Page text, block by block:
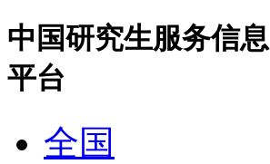
中国研究生服务信息
平台
全国